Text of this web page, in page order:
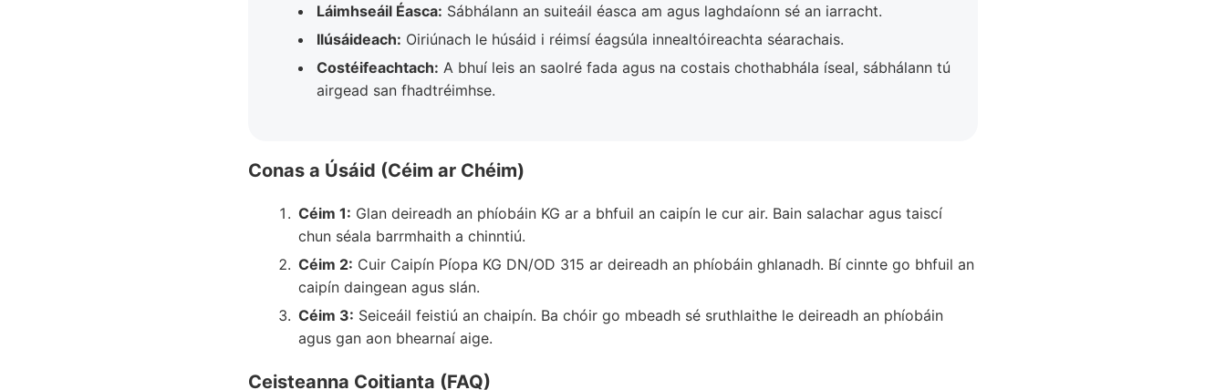
Láimhseáil Éasca: Sábhálann an suiteáil éasca am agus laghdaíonn sé an iarracht.
Ilúsáideach: Oiriúnach le húsáid i réimsí éagsúla innealtóireachta séarachais.
Costéifeachtach: A bhuí leis an saolré fada agus na costais chothabhála íseal, sábhálann tú
airgead san fhadtréimhse.
Conas a Úsáid (Céim ar Chéim)
Céim 1: Glan deireadh an phíobáin KG ar a bhfuil an caipín le cur air. Bain salachar agus taiscí
chun séala barrmhaith a chinntiú.
Céim 2: Cuir Caipín Píopa KG DN/OD 315 ar deireadh an phíobáin ghlanadh. Bí cinnte go bhfuil an
caipín daingean agus slán.
Céim 3: Seiceáil feistiú an chaipín. Ba chóir go mbeadh sé sruthlaithe le deireadh an phíobáin
agus gan aon bhearnaí aige.
Ceisteanna Coitianta (FAQ)